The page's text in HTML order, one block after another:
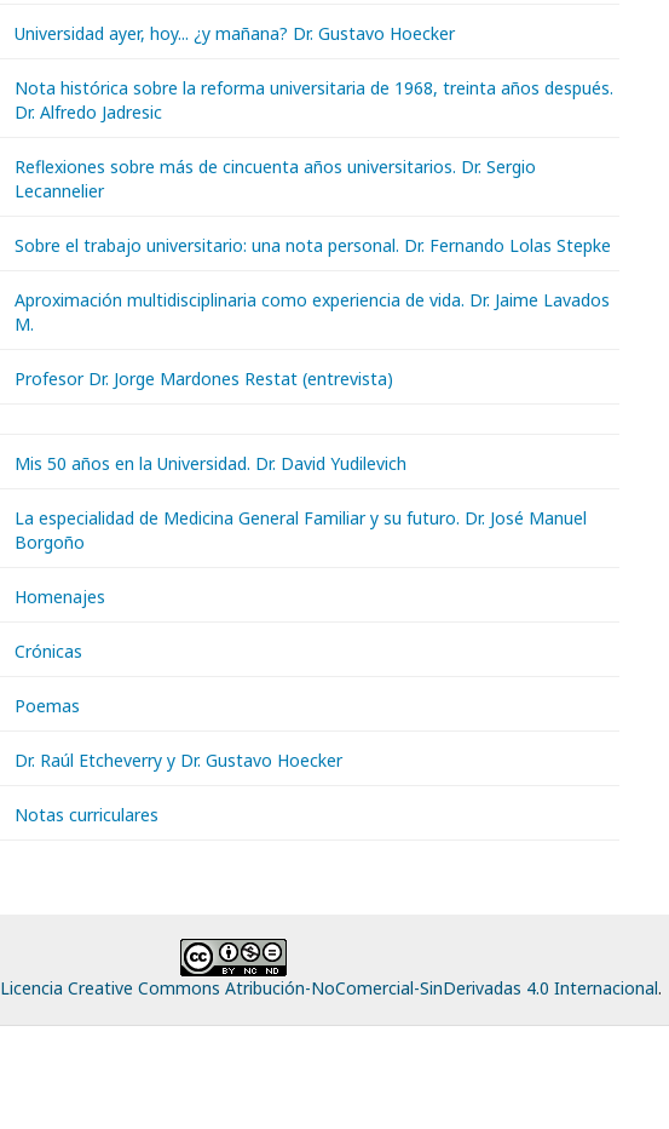
Universidad ayer, hoy... ¿y mañana? Dr. Gustavo Hoecker
Nota histórica sobre la reforma universitaria de 1968, treinta años después.
Dr. Alfredo Jadresic
Reflexiones sobre más de cincuenta años universitarios. Dr. Sergio
Lecannelier
Sobre el trabajo universitario: una nota personal. Dr. Fernando Lolas Stepke
Aproximación multidisciplinaria como experiencia de vida. Dr. Jaime Lavados
M.
Profesor Dr. Jorge Mardones Restat (entrevista)
Mis 50 años en la Universidad. Dr. David Yudilevich
La especialidad de Medicina General Familiar y su futuro. Dr. José Manuel
Borgoño
Homenajes
Crónicas
Poemas
Dr. Raúl Etcheverry y Dr. Gustavo Hoecker
Notas curriculares
Licencia Creative Commons Atribución-NoComercial-SinDerivadas 4.0 Internacional.